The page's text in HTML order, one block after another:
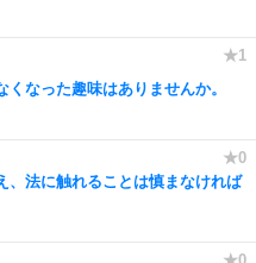
くなった趣味はありませんか。
、法に触れることは慎まなければ